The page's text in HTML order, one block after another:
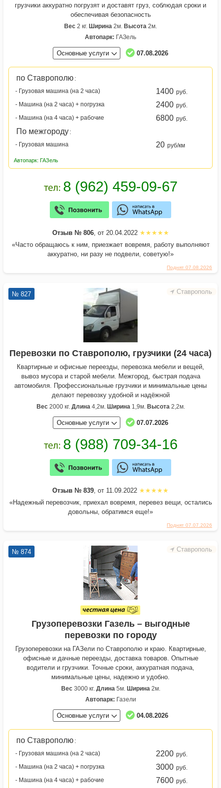
Поднят 07.08.2026
грузчики аккуратно погрузят и доставят груз, соблюдая сроки и
обеспечивая безопасность
Вес 2 кг. Ширина 2м. Высота 2м.
Автопарк: ГАЗель
Основные услуги 07.08.2026
по Ставрополю :
- Грузовая машина (на 2 часа)
1400 руб.
- Машина (на 2 часа) + погрузка
2400 руб.
- Машина (на 4 часа) + рабочие
6800 руб.
По межгороду :
- Грузовая машина
20 руб/км
Автопарк: ГАЗель
Отзыв № 806, от 20.04.2022
«Часто обращаюсь к ним, приезжает вовремя, работу выполняют
аккуратно, ни разу не подвели, советую!»
Ставрополь
Поднят 07.07.2026
№ 827
Перевозки по Ставрополю, грузчики (24 часа)
Квартирные и офисные переезды, перевозка мебели и вещей,
вывоз мусора и старой мебели. Межгород, быстрая подача
автомобиля. Профессиональные грузчики и минимальные цены
делают перевозку удобной и надёжной
Вес2000 кг. Длина4,2м. Ширина1,9м. Высота2,2м.
Основные услуги 07.07.2026
Отзыв № 839 , от 11.09.2022
«Надежный перевозчик, приехал вовремя, перевез вещи, остались
довольны, обратимся еще!»
Ставрополь
№ 874
Грузоперевозки Газель – выгодные
перевозки по городу
Грузоперевозки на ГАЗели по Ставрополю и краю. Квартирные,
офисные и дачные переезды, доставка товаров. Опытные
водители и грузчики. Точные сроки, аккуратная подача,
минимальные цены, надежно и удобно.
Вес3000 кг. Длина5м. Ширина2м.
Автопарк: Газели
Основные услуги 04.08.2026
по Ставрополю :
- Грузовая машина (на 2 часа)
2200 руб.
- Машина (на 2 часа) + погрузка
3000 руб.
- Машина (на 4 часа) + рабочие
7600 руб.